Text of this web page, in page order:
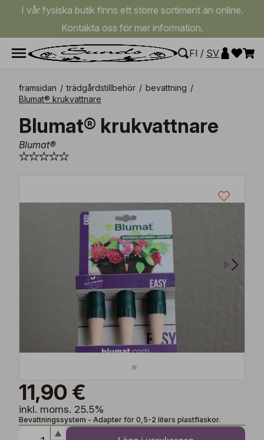
I vår fysiska butik finns ett större sortiment än online.
Kontakta oss för mer information.
FI / SV
framsidan / trädgårdstillbehör / bevattning /
Blumat® krukvattnare
Blumat® krukvattnare
Blumat®
11,90 €
inkl. moms. 25.5%
Bevattningssystem - Adapter för 0,5-2 liters plastflaskor.